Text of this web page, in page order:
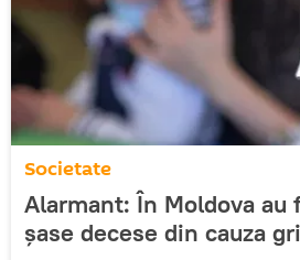
Societate
Alarmant: În Moldova
șase decese din cauza